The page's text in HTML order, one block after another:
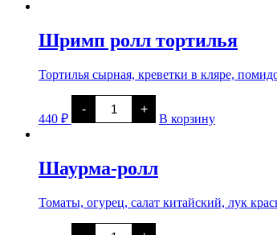
Шримп ролл тортилья
Тортилья сырная, креветки в кляре,
440 ₽
-
Количество
товара
Шримп
+
В корзину
Шаурма-ролл
Томаты, огурец, салат китайский, лук
Количество